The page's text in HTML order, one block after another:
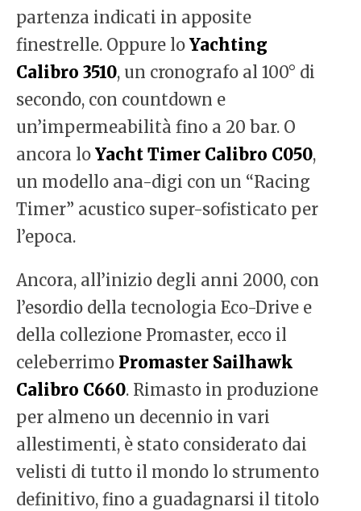
partenza indicati in apposite
finestrelle. Oppure lo Yachting
Calibro 3510, un cronografo al 100° di
secondo, con countdown e
un’impermeabilità fino a 20 bar. O
ancora lo Yacht Timer Calibro C050,
un modello ana-digi con un “Racing
Timer” acustico super-sofisticato per
l’epoca.
Ancora, all’inizio degli anni 2000, con
l’esordio della tecnologia Eco-Drive e
della collezione Promaster, ecco il
celeberrimo Promaster Sailhawk
Calibro C660. Rimasto in produzione
per almeno un decennio in vari
allestimenti, è stato considerato dai
velisti di tutto il mondo lo strumento
definitivo, fino a guadagnarsi il titolo